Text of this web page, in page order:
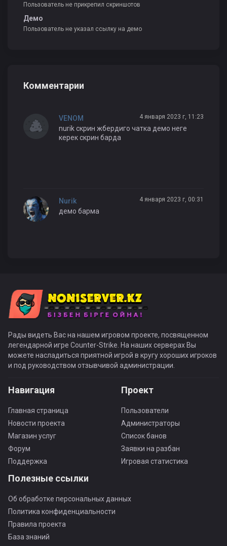
Пользователь не прикрепил скриншотов
Демо
Пользователь не указал ссылку на демо
Комментарии
VENOM 4 января 2023 г, 11:23
nurik скрин жбердиго чатка демо неге
керек скрин барда
Nurik 4 января 2023 г, 00:31
демо барма
Рады видеть Вас на нашем игровом проекте, посвященном
легендарной игре Counter-Strike. На наших серверах Вы
можете насладиться приятной игрой в кругу хороших игроков
и под руководством отзывчивой администрации.
Навигация
Главная страница
Новости проекта
Магазин услуг
Форум
Поддержка
Проект
Пользователи
Администраторы
Список банов
Заявки на разбан
Игровая статистика
Полезные ссылки
Об обработке персональных данных
Политика конфиденциальности
Правила проекта
База знаний